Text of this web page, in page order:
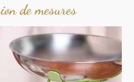
de mesures